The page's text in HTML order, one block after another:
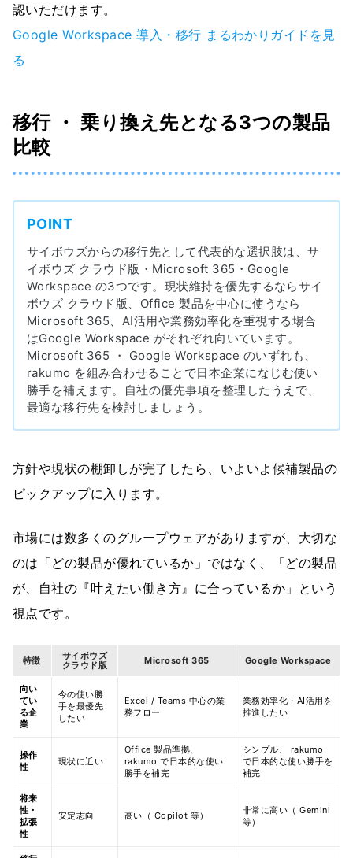
認いただけます。
Google Workspace 導入・移行 まるわかりガイドを見
る
移行 ・ 乗り換え先となる3つの製品
比較
POINT
サイボウズからの移行先として代表的な選択肢は、サ
イボウズ クラウド版・Microsoft 365・Google
Workspace の3つです。現状維持を優先するならサイ
ボウズ クラウド版、Office 製品を中心に使うなら
Microsoft 365、AI活用や業務効率化を重視する場合
はGoogle Workspace がそれぞれ向いています。
Microsoft 365 ・ Google Workspace のいずれも、
rakumo を組み合わせることで日本企業になじむ使い
勝手を補えます。自社の優先事項を整理したうえで、
最適な移行先を検討しましょう。
方針や現状の棚卸しが完了したら、いよいよ候補製品の
ピックアップに入ります。
市場には数多くのグループウェアがありますが、大切な
のは「どの製品が優れているか」ではなく、「どの製品
が、自社の『叶えたい働き方』に合っているか」という
視点です。
特徴
サイボウズ
クラウド版
Microsoft 365 Google Workspace
向い
てい
る企
業
今の使い勝
手を最優先
したい
Excel / Teams 中心の業
務フロー
業務効率化・AI活用を
推進したい
操作
性
現状に近い
Office 製品準拠、
rakumo で日本的な使い
勝手を補完
シンプル、 rakumo
で日本的な使い勝手を
補完
将来
性・
拡張
性
安定志向 高い（ Copilot 等）
非常に高い（ Gemini
等）